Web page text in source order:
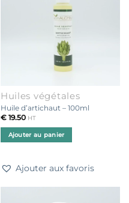
Huiles végétales
Huile d’artichaut – 100ml
€19.50 HT
Ajouter au panier
Ajouter aux favoris